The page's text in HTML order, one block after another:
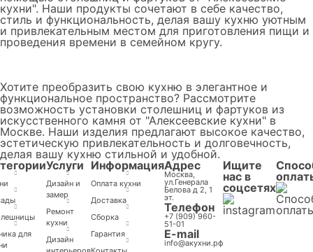
кухни". Наши продукты сочетают в себе качество,
стиль и функциональность, делая вашу кухню уютным
и привлекательным местом для приготовления пищи и
проведения времени в семейном кругу.
Хотите преобразить свою кухню в элегантное и
функциональное пространство? Рассмотрите
возможность установки столешниц и фартуков из
искусственного камня от "Алексеевские кухни" в
Москве. Наши изделия предлагают высокое качество,
эстетическую привлекательность и долговечность,
делая вашу кухню стильной и удобной.
для
Услуги
Дизайн и
замер
Ремонт
кухни
Дизайн
Информация
Оплата кухни
Доставка
Cборка
Гарантия
Адрес
Москва,
ул.Генерала
Белова д 2, 1
эт.
Телефон
+7 (909) 960-
51-01
E-mail
info@акухни.рф
Ищите
нас в
соцсетях